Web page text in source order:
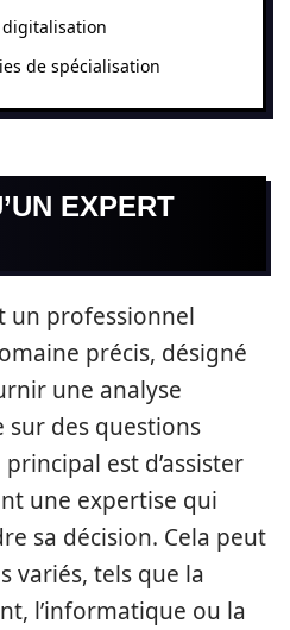
digitalisation
de spécialisation
EXPERT
un professionnel
précis, désigné
une analyse
sur des questions
est d’assister
une expertise qui
sa décision. Cela peut
variés, tels que la
l’informatique ou la